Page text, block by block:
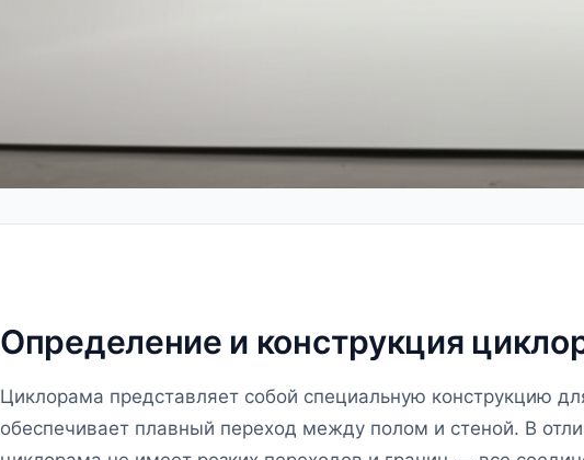
Определение и конструкция
Циклорама представляет собой специальную конструкцию
обеспечивает плавный переход между полом и стеной. В